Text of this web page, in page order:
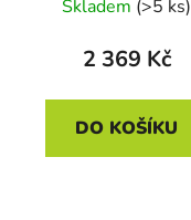
Skladem (>5 ks)
2 369 Kč
DO KOŠÍKU